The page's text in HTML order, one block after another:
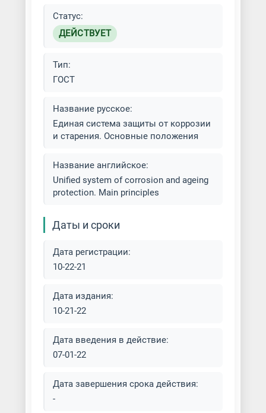
Гальваническое цинкование
Голубое травление
Горячее цинкование
металлоконструкций
Декоративное хромирование
деталей
Латунирование металла
Лист/Рулон окрашенный
Меднение металла
Никелирование металла
Нитроцементация металла
Статус:
ДЕЙСТВУЕТ
Тип:
ГОСТ
Название русское:
Единая система защиты от коррозии
и старения. Основные положения
Название английское:
Unified system of corrosion and ageing
protection. Main principles
Даты и сроки
Дата регистрации:
10-22-21
Дата издания:
10-21-22
Дата введения в действие:
07-01-22
Дата завершения срока действия:
-